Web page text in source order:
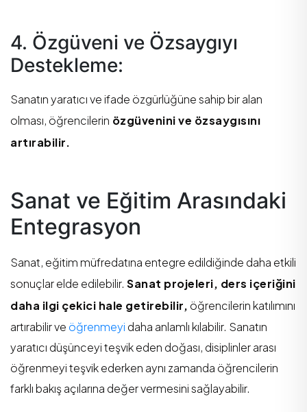
4. Özgüveni ve Özsaygıyı
Destekleme:
Sanatın yaratıcı ve ifade özgürlüğüne sahip bir alan
olması, öğrencilerin özgüvenini ve özsaygısını
artırabilir.
Sanat ve Eğitim Arasındaki
Entegrasyon
Sanat, eğitim müfredatına entegre edildiğinde daha etkili
sonuçlar elde edilebilir. Sanat projeleri, ders içeriğini
daha ilgi çekici hale getirebilir, öğrencilerin katılımını
artırabilir ve öğrenmeyi daha anlamlı kılabilir. Sanatın
yaratıcı düşünceyi teşvik eden doğası, disiplinler arası
öğrenmeyi teşvik ederken aynı zamanda öğrencilerin
farklı bakış açılarına değer vermesini sağlayabilir.